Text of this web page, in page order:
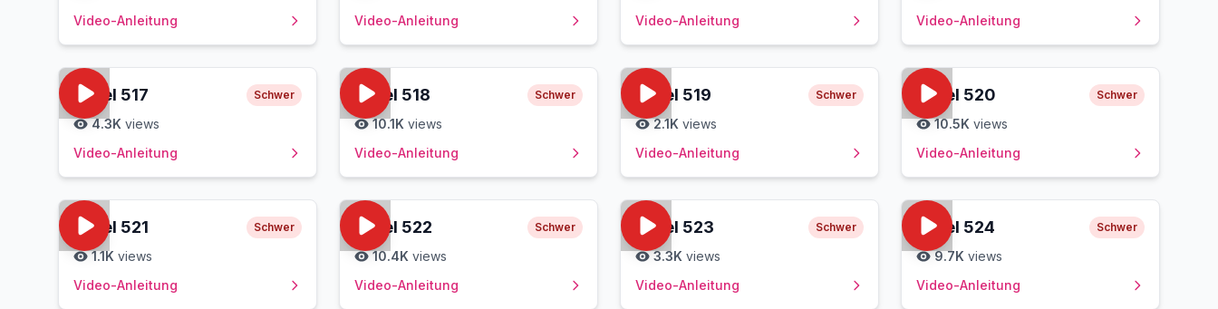
Video-Anleitung
Video-Anleitung
Video-Anleitung
Video-Anleitung
Level 517 Schwer
4.3K views
Video-Anleitung
Level 518 Schwer
10.1K views
Video-Anleitung
Level 519 Schwer
2.1K views
Video-Anleitung
Level 520 Schwer
10.5K views
Video-Anleitung
Level 521 Schwer
1.1K views
Video-Anleitung
Level 522 Schwer
10.4K views
Video-Anleitung
Level 523 Schwer
3.3K views
Video-Anleitung
Level 524 Schwer
9.7K views
Video-Anleitung